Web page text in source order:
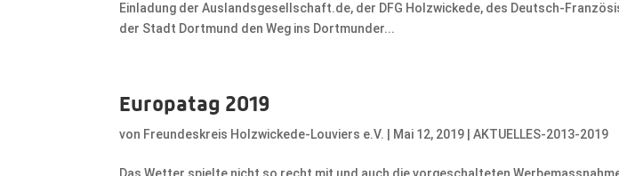
Einladung der Auslandsgesellschaft.de, der DFG Holzwickede, des Deutsch-
der Stadt Dortmund den Weg ins Dortmunder...
Europatag 2019
von Freundeskreis Holzwickede-Louviers e.V. Mai 12, 2019 |AKTUELLES-2013-2019